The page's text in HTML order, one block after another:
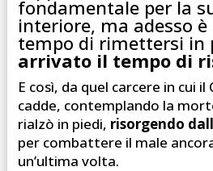
fondamentale per la
interiore, ma adesso
tempo di rimettersi in
arrivato il tempo di
E così, da quel carcere in cui il
cadde, contemplando la
rialzò in piedi, risorgendo
per combattere il male
un’ultima volta.